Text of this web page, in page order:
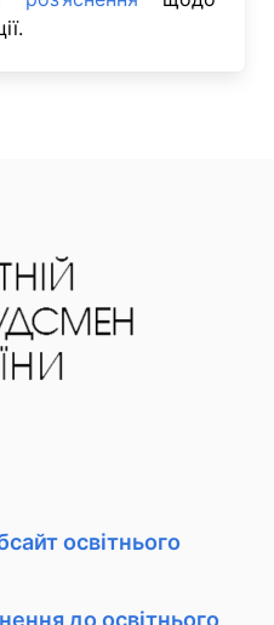
освітнього
до освітнього